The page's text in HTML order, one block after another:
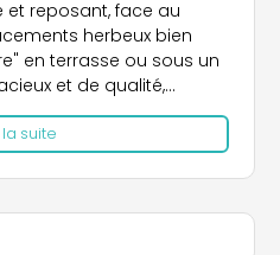
et reposant, face au
en terrasse ou sous un
et de qualité,
douches chaudes;
personne
viennoiseries,
gaz. Aire de jeux, spa,wifi
et Grande Cascade à
la suite